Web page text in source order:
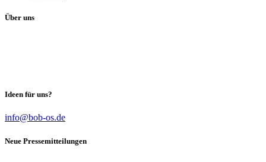
Über uns
Ideen für uns?
info@bob-os.de
Neue Pressemitteilungen